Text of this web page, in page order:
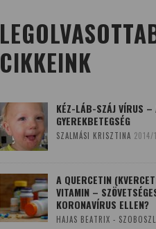
CIKKEINK
KÉZ-LÁB-SZÁJ VÍRUS –
GYEREKBETEGSÉG
SZALMÁSI KRISZTINA 2014/
A QUERCETIN
VITAMIN –
KORONAVÍRUS ELLEN?
HAJAS BEATRIX -